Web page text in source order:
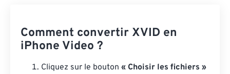
Comment convertir XVID en
iPhone Video ?
Cliquez sur le bouton « Choisir les fichiers »